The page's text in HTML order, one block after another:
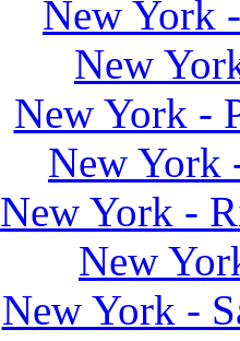
New York
New
New York -
New York
New York -
New
New York -